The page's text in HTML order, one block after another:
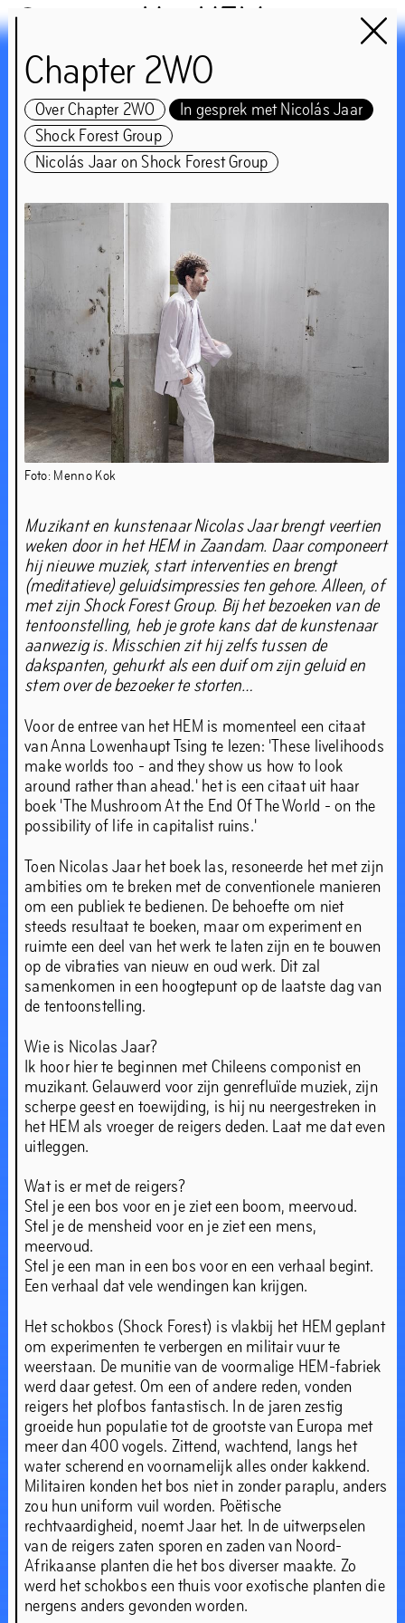
Het HEM
Chapter 2WO
Gast:
Nicolás Jaar en de Shock
Forest Group
‘These livelihoods make
worlds too – and they
show us how to look
around rather than
ahead.’
Chapter 2WO
Over Chapter 2WO
In gesprek met Nicolás Jaar
Shock Forest Group
Nicolás Jaar on Shock Forest Group
Foto: Menno Kok
Muzikant en kunstenaar Nicolas Jaar brengt veertien
weken door in het HEM in Zaandam. Daar componeert
hij nieuwe muziek, start interventies en brengt
(meditatieve) geluidsimpressies ten gehore. Alleen, of
met zijn Shock Forest Group. Bij het bezoeken van de
tentoonstelling, heb je grote kans dat de kunstenaar
aanwezig is. Misschien zit hij zelfs tussen de
dakspanten, gehurkt als een duif om zijn geluid en
stem over de bezoeker te storten…
Voor de entree van het HEM is momenteel een citaat
van Anna Lowenhaupt Tsing te lezen: 'These livelihoods
make worlds too - and they show us how to look
around rather than ahead.' het is een citaat uit haar
boek 'The Mushroom At the End Of The World - on the
possibility of life in capitalist ruins.'
Toen Nicolas Jaar het boek las, resoneerde het met zijn
ambities om te breken met de conventionele manieren
om een publiek te bedienen. De behoefte om niet
steeds resultaat te boeken, maar om experiment en
ruimte een deel van het werk te laten zijn en te bouwen
op de vibraties van nieuw en oud werk. Dit zal
samenkomen in een hoogtepunt op de laatste dag van
de tentoonstelling.
Wie is Nicolas Jaar?
Ik hoor hier te beginnen met Chileens componist en
muzikant. Gelauwerd voor zijn genrefluïde muziek, zijn
scherpe geest en toewijding, is hij nu neergestreken in
het HEM als vroeger de reigers deden. Laat me dat even
uitleggen.
Wat is er met de reigers?
Stel je een bos voor en je ziet een boom, meervoud.
Stel je de mensheid voor en je ziet een mens,
meervoud.
Stel je een man in een bos voor en een verhaal begint.
Een verhaal dat vele wendingen kan krijgen.
Het schokbos (Shock Forest) is vlakbij het HEM geplant
om experimenten te verbergen en militair vuur te
weerstaan. De munitie van de voormalige HEM-fabriek
werd daar getest. Om een of andere reden, vonden
reigers het plofbos fantastisch. In de jaren zestig
groeide hun populatie tot de grootste van Europa met
meer dan 400 vogels. Zittend, wachtend, langs het
water scherend en voornamelijk alles onder kakkend.
Militairen konden het bos niet in zonder paraplu, anders
zou hun uniform vuil worden. Poëtische
rechtvaardigheid, noemt Jaar het. In de uitwerpselen
van de reigers zaten sporen en zaden van Noord-
Afrikaanse planten die het bos diverser maakte. Zo
werd het schokbos een thuis voor exotische planten die
nergens anders gevonden worden.